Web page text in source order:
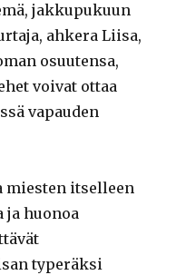
jakkupukuun
ahkera Liisa,
osuutensa,
voivat ottaa
vapauden
miesten itselleen
ja huonoa
typeräksi